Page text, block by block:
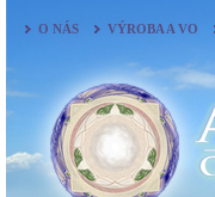
O NÁS VÝROBA A VO